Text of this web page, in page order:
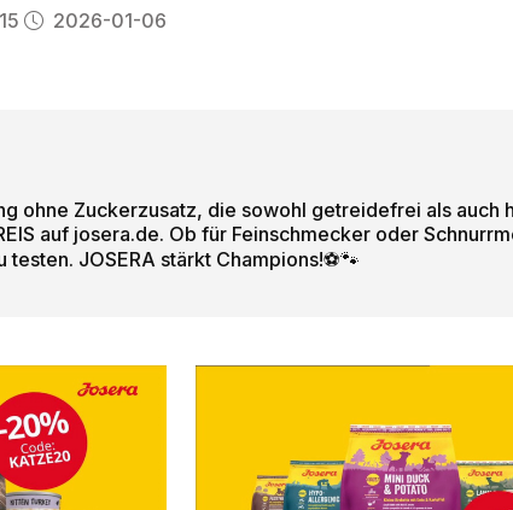
2026-01-06
ohne Zuckerzusatz, die sowohl getreidefrei als
auf josera.de. Ob für Feinschmecker oder
JOSERA stärkt Champions!⚽🐾